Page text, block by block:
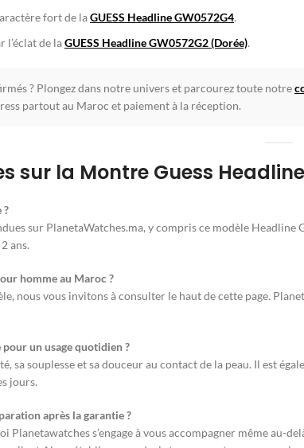
fort de laGUESS Headline GW0572G4.
l’éclat de laGUESS Headline GW0572G2 (Dorée).
? Plongez dans notre univers et parcourez toute notre
partout au Maroc et paiement à la réception.
sur la Montre Guess Headline
?
sur PlanetaWatches.ma, y compris ce modèle
ans.
homme au Maroc ?
nous vous invitons à consulter le haut de cette page.
un usage quotidien ?
sa souplesse et sa douceur au contact de la peau. Il est
jours.
après la garantie ?
Planetawatches s’engage à vous accompagner même